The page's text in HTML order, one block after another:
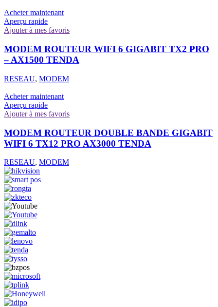
Acheter maintenant
Aperçu rapide
Ajouter à mes favoris
MODEM ROUTEUR WIFI 6 GIGABIT TX2 PRO
– AX1500 TENDA
RESEAU, MODEM
Acheter maintenant
Aperçu rapide
Ajouter à mes favoris
MODEM ROUTEUR DOUBLE BANDE GIGABIT
WIFI 6 TX12 PRO AX3000 TENDA
RESEAU, MODEM